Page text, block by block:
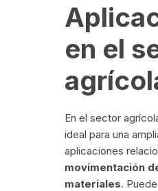
en el
En el sector
ideal para una
aplicaciones
movimentación
materiales.